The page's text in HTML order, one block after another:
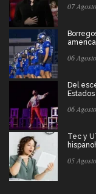
07
06
Del
06
Tec y
05